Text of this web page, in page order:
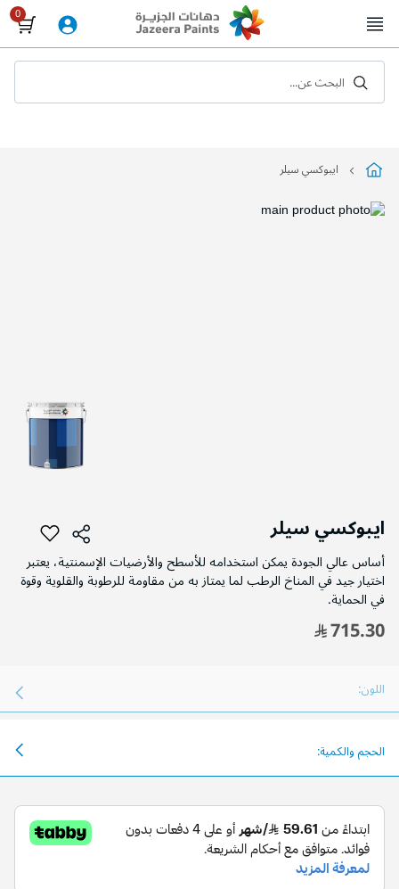
to
Content
البحث عن...
ايبوكسي سيلر
ايبوكسي سيلر
أساس عالي الجودة يمكن استخدامه للأسطح والأرضيات الإسمنتية، يعتبر
اختيار جيد في المناخ الرطب لما يمتاز به من مقاومة للرطوبة والقلوية وقوة
في الحماية.
715.30
اللون:
الحجم والكمية:
التخطي
إلى
بداية
معرض
الصور